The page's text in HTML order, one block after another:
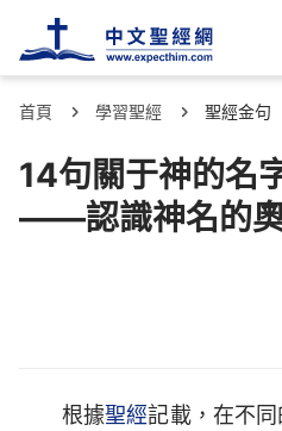
首頁 學習聖經 聖經金句
14句關于神的名
——認識神名的
根據聖經記載，在不同